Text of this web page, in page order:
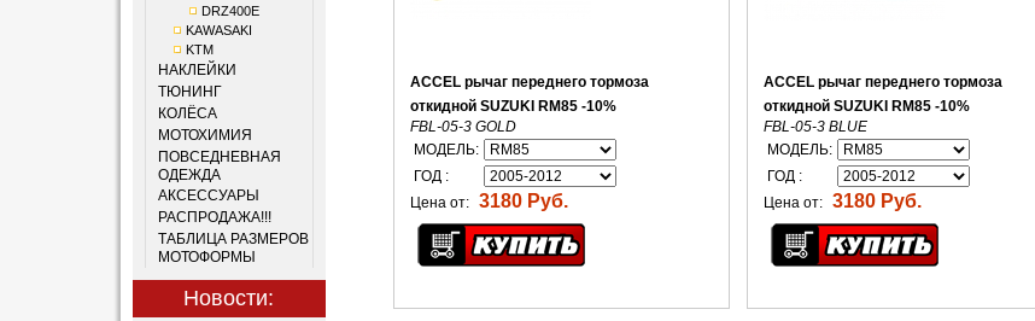
DRZ400E
KAWASAKI
KTM
НАКЛЕЙКИ
ТЮНИНГ
КОЛЁСА
МОТОХИМИЯ
ПОВСЕДНЕВНАЯ
ОДЕЖДА
АКСЕССУАРЫ
РАСПРОДАЖА!!!
ТАБЛИЦА РАЗМЕРОВ
МОТОФОРМЫ
Новости:
ACCEL рычаг переднего тормоза
откидной SUZUKI RM85 -10%
FBL-05-3 GOLD
МОДЕЛЬ:
ГОД :
Цена от: 3180 Руб.
ACCEL рычаг переднего тормоза
откидной SUZUKI RM85 -10%
FBL-05-3 BLUE
МОДЕЛЬ:
ГОД :
Цена от: 3180 Руб.